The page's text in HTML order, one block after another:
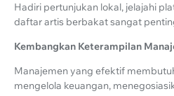
Hadiri pertunjukan lokal, jelajahi
daftar artis berbakat sangat
Kembangkan Keterampilan
Manajemen yang efektif
mengelola keuangan,